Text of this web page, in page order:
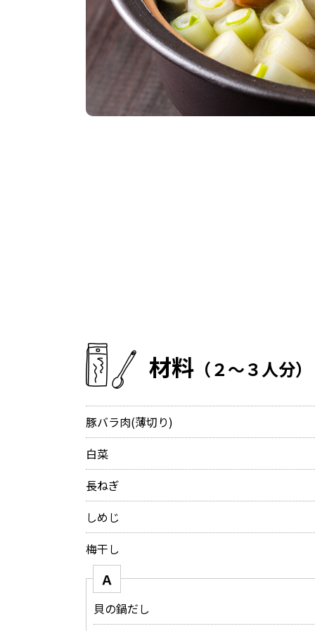
材料 （２～３人分）
豚バラ肉(薄切り)
白菜
長ねぎ
しめじ
梅干し
Ａ
貝の鍋だし